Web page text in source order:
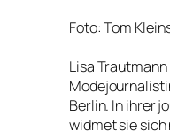
Foto: Tom
Lisa
Berlin. In ihrer
widmet sie sich